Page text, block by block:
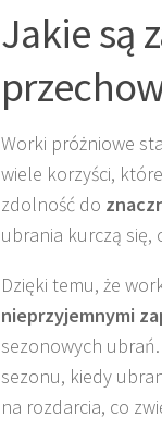
Jakie są
Worki próżniowe
wiele korzyści,
zdolność do
ubrania kurczą się,
Dzięki temu, że
nieprzyjemnymi
sezonowych
sezonu, kiedy
na rozdarcia, co